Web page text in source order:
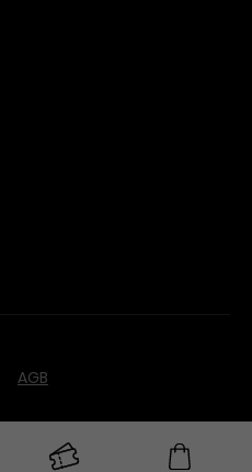
AGB